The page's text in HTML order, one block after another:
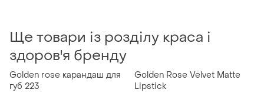
Ще товари із розділу краса і
здоров'я бренду
Golden rose карандаш для
губ 223
Golden Rose Velvet Matte
Lipstick